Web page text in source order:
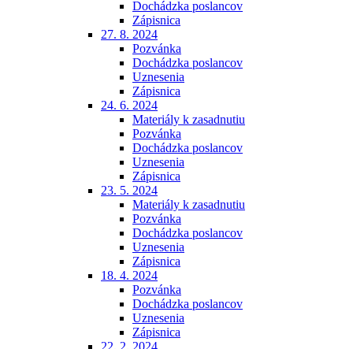
Dochádzka poslancov
Zápisnica
27. 8. 2024
Pozvánka
Dochádzka poslancov
Uznesenia
Zápisnica
24. 6. 2024
Materiály k zasadnutiu
Pozvánka
Dochádzka poslancov
Uznesenia
Zápisnica
23. 5. 2024
Materiály k zasadnutiu
Pozvánka
Dochádzka poslancov
Uznesenia
Zápisnica
18. 4. 2024
Pozvánka
Dochádzka poslancov
Uznesenia
Zápisnica
22. 2. 2024